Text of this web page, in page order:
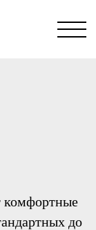
комфортные
до